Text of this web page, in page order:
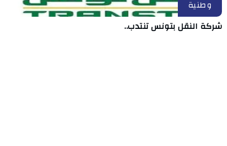
وطنية
شركة النقل بتونس تنتدب..